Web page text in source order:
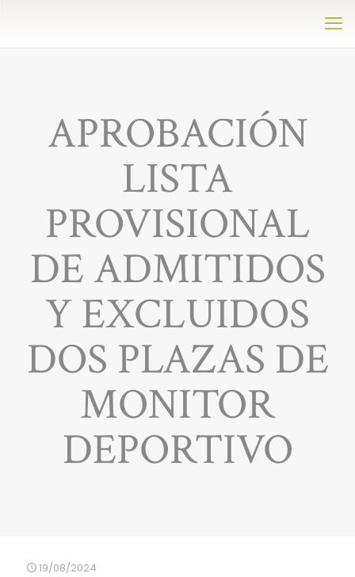
APROBACIÓN
LISTA
PROVISIONAL
DE ADMITIDOS
Y EXCLUIDOS
DOS PLAZAS DE
MONITOR
DEPORTIVO
19/08/2024